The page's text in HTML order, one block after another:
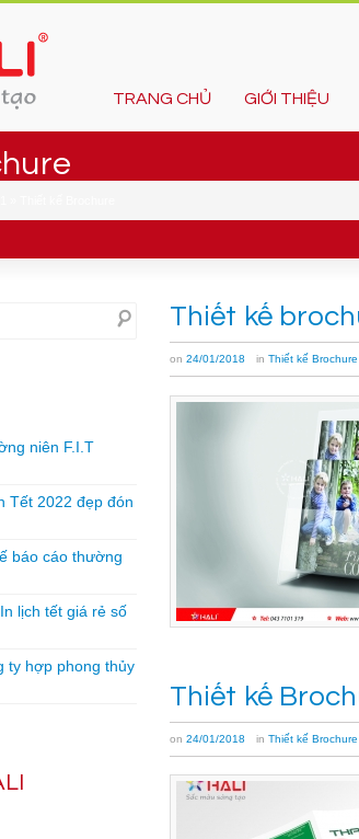
TRANG CHỦ GIỚI THIỆU
Thiết kế
on 24/01/2018 in Thiết kế Brochure
Thiết kế
on 24/01/2018 in Thiết kế Brochure
niên F.I.T
Tết 2022 đẹp đón
báo cáo thường
lịch tết giá rẻ số
ty hợp phong thủy